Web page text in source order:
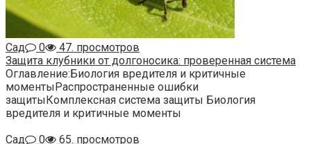
Сад 0
47. просмотров
Защита клубники от долгоносика: проверенная система
Оглавление:Биология вредителя и критичные
моментыРаспространенные ошибки
защитыКомплексная система защиты Биология
вредителя и критичные моменты
Сад
0
65. просмотров